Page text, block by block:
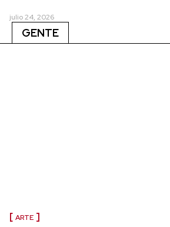
julio 24, 2026
GENTE
ARTE